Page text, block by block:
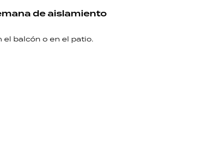
de aislamiento
balcón o en el patio.